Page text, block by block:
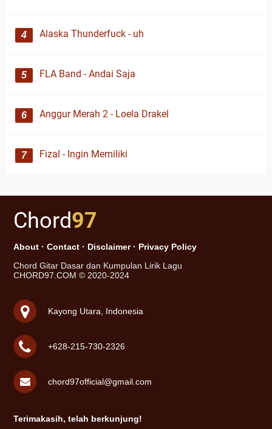
Alaska Thunderfuck - uh
FLA Band - Andai Saja
Anggur Merah 2 - Loela Drakel
Fizal - Ingin Memiliki
Chord97
About · Contact · Disclaimer· Privacy Policy
Chord Gitar Dasar dan Kumpulan Lirik Lagu
CHORD97.COM © 2020-2024
Kayong Utara, Indonesia
+628-215-730-2326
chord97official@gmail.com
Terimakasih, telah berkunjung!